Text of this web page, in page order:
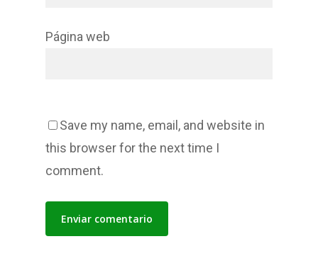
Página web
Save my name, email, and website in
this browser for the next time I
comment.